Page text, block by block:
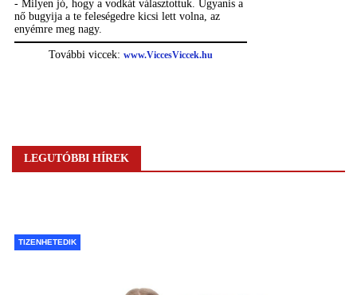
LEGUTÓBBI HÍREK
TIZENHETEDIK